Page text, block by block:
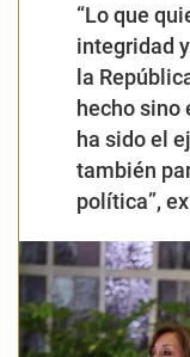
“Lo que
integridad
la
hecho sino
ha sido el
también
política”,